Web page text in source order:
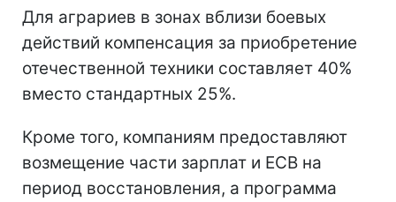
Для аграриев в зонах вблизи боевых
действий компенсация за приобретение
отечественной техники составляет 40%
вместо стандартных 25%.
Кроме того, компаниям предоставляют
возмещение части зарплат и ЕСВ на
период восстановления, а программа